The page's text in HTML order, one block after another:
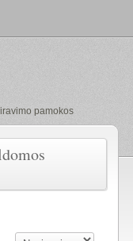
pamokos